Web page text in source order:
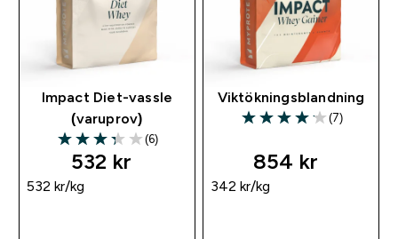
Impact Diet-vassle
(varuprov)
3.33 out of 5 stars
(6)
532 kr‎
532 kr‎/kg
Viktökningsblandning
4.14 out of 5 stars
(7)
854 kr‎
342 kr‎/kg